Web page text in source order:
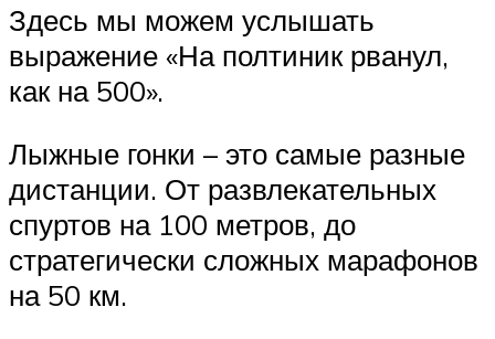
Здесь мы можем услышать
выражение «На полтиник рванул,
как на 500».
Лыжные гонки – это самые разные
дистанции. От развлекательных
спуртов на 100 метров, до
стратегически сложных марафонов
на 50 км.